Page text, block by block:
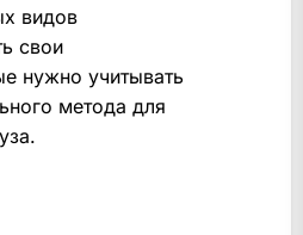
видов
свои
нужно учитывать
метода для